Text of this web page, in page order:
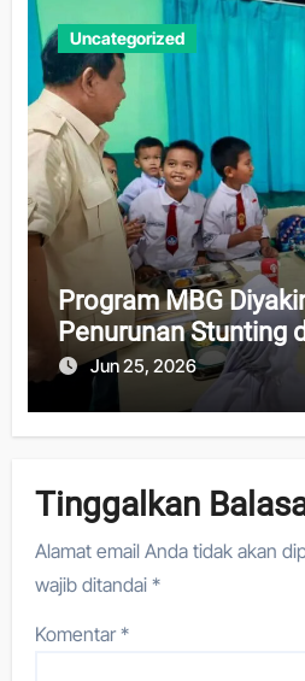
Uncategorized
Program MBG
Penurunan Stunting
Jun 25, 2026
Tinggalkan
Alamat email Anda tidak akan
wajib ditandai*
Komentar*